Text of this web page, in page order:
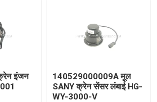
इंजन
140529000009A मूल
SANY क्रेन सेंसर लंबाई HG-
WY-3000-V